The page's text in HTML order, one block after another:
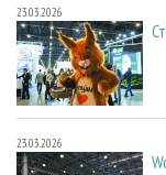
23.03.2026
23.03.2026